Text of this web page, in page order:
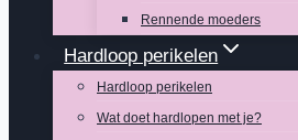
Rennende moeders
Hardloop perikelen
Hardloop perikelen
Wat doet hardlopen met je?